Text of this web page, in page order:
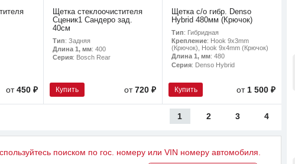
от 450 ₽
Щетка стеклоочистителя
Сценик1 Сандеро зад.
40см
Тип: Задняя
Длина 1, мм: 400
Серия: Bosch Rear
Купить от720 ₽
Щетка с/о гибр. Denso
Hybrid 480мм (Крючок)
Тип: Гибридная
Крепление: Hook 9x3mm
(Крючок), Hook 9x4mm (Крючок)
Длина 1, мм: 480
Серия: Denso Hybrid
Купить от 1 500 ₽
1 2 3 4
поиском по гос. номеру или VIN номеру автомобиля.